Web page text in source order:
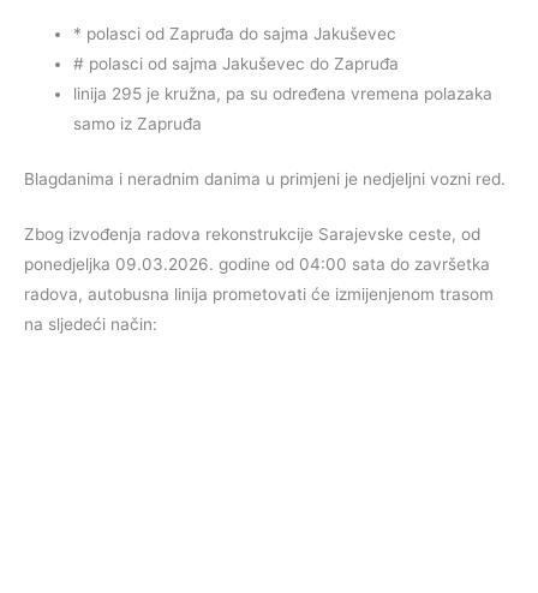
* polasci od Zapruđa do sajma Jakuševec
# polasci od sajma Jakuševec do Zapruđa
linija 295 je kružna, pa su određena vremena polazaka
samo iz Zapruđa
Blagdanima i neradnim danima u primjeni je nedjeljni vozni red.
Zbog izvođenja radova rekonstrukcije Sarajevske ceste, od
ponedjeljka 09.03.2026. godine od 04:00 sata do završetka
radova, autobusna linija prometovati će izmijenjenom trasom
na sljedeći način: